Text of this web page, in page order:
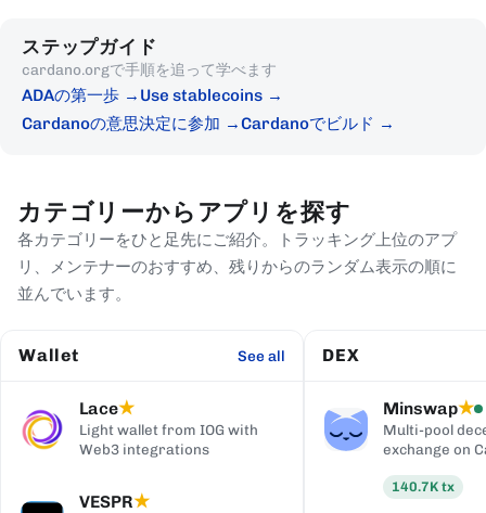
ステップガイド
cardano.orgで手順を追って学べます
ADAの第一歩
Use stablecoins
Cardanoの意思決定に参加
Cardanoでビルド
カテゴリーからアプリを探す
各カテゴリーをひと足先にご紹介。トラッキング上位のアプ
リ、メンテナーのおすすめ、残りからのランダム表示の順に
並んでいます。
Wallet See all
Lace★
Light wallet from IOG with
Web3 integrations
VESPR★
DEX
Minswap★
Multi-pool
exchange on
140.7K tx